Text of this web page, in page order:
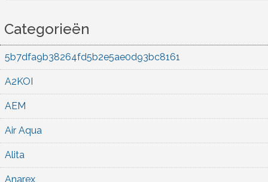
Categorieën
5b7dfa9b38264fd5b2e5ae0d93bc8161
A2KOI
AEM
Air Aqua
Alita
Anarex